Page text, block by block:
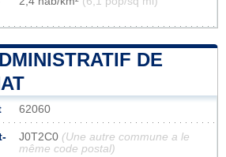
DE
62060
J0T2C0 (Une autre commune a le
même code postal)